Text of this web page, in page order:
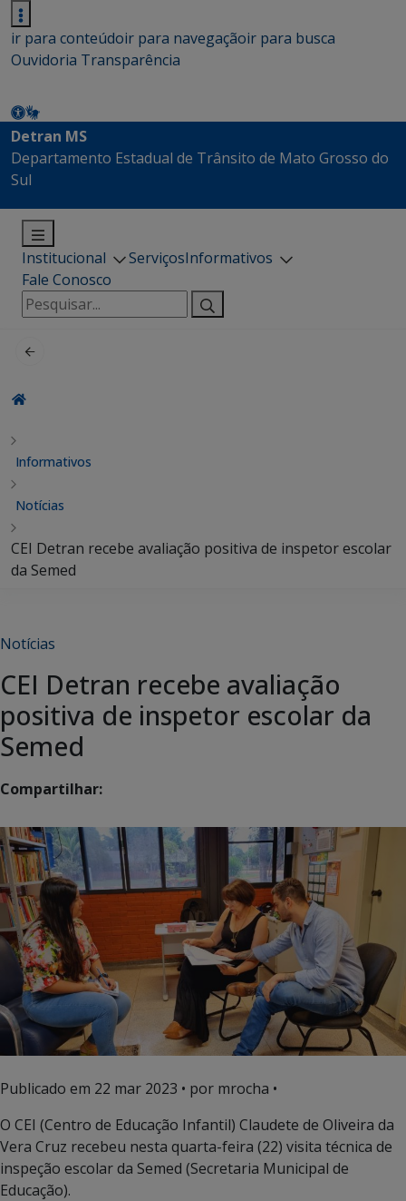
ir para conteúdoir para navegaçãoir para busca
Ouvidoria Transparência
Detran MS
Departamento Estadual de Trânsito de Mato Grosso do
Sul
Institucional ServiçosInformativos
Fale Conosco
Pesquisar
por:
Informativos
Notícias
CEI Detran recebe avaliação positiva de inspetor escolar
da Semed
Notícias
CEI Detran recebe avaliação
positiva de inspetor escolar da
Semed
Compartilhar:
Publicado em 22 mar 2023 • por mrocha •
O CEI (Centro de Educação Infantil) Claudete de Oliveira da
Vera Cruz recebeu nesta quarta-feira (22) visita técnica de
inspeção escolar da Semed (Secretaria Municipal de
Educação).